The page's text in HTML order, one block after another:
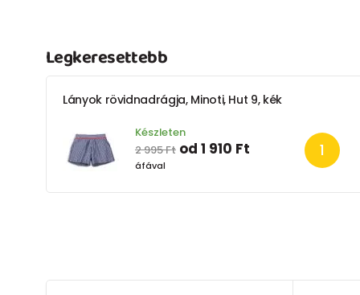
Legkeresettebb
Lányok rövidnadrágja, Minoti, Hut 9, kék
Készleten
2 995 Ft od 1 910 Ft
áfával